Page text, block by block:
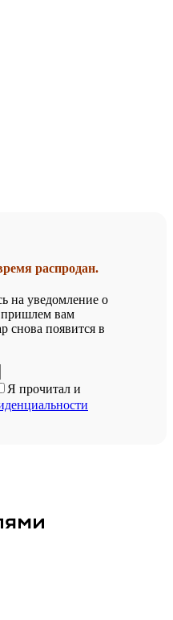
распродан.
на уведомление о
пришлем вам
снова появится в
Я прочитал и